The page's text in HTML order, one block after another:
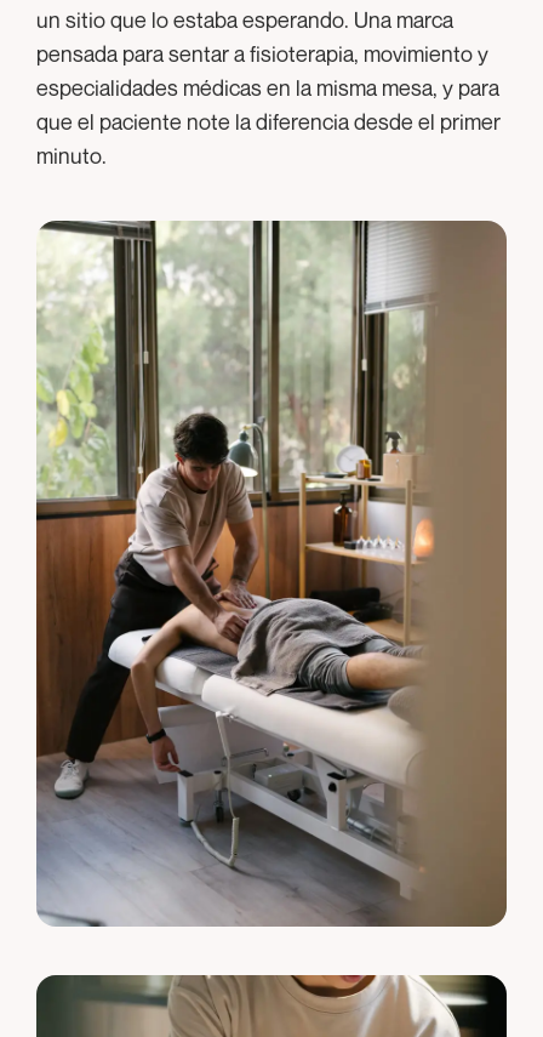
un sitio que lo estaba esperando. Una marca
pensada para sentar a fisioterapia, movimiento y
especialidades médicas en la misma mesa, y para
que el paciente note la diferencia desde el primer
minuto.